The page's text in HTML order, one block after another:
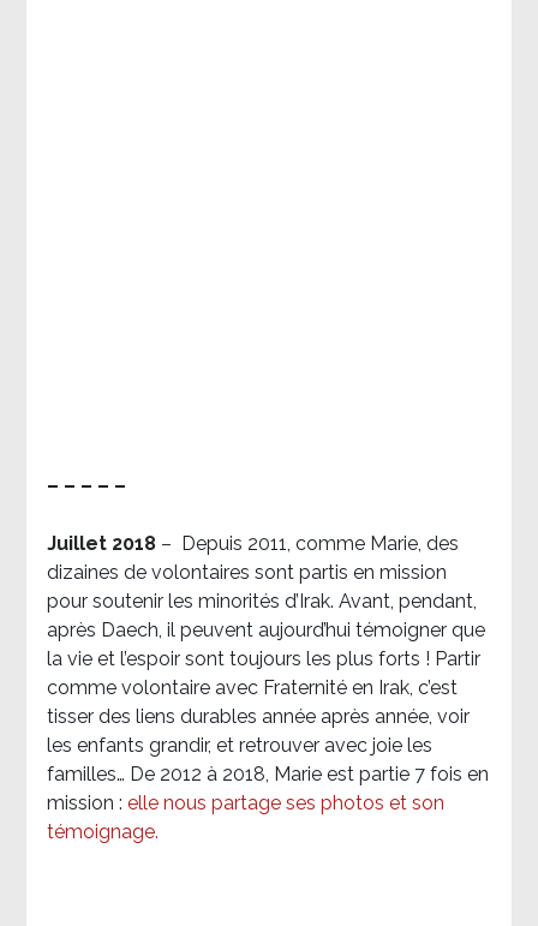
– – – – –
Juillet 2018 –
Depuis 2011, comme Marie, des
dizaines de volontaires sont partis en mission
pour soutenir les minorités d’Irak. Avant, pendant,
après Daech, il peuvent aujourd’hui témoigner que
la vie et l’espoir sont toujours les plus forts ! Partir
comme volontaire avec Fraternité en Irak, c’est
tisser des liens durables année après année, voir
les enfants grandir, et retrouver avec joie les
familles… De 2012 à 2018, Marie est partie 7 fois en
mission : elle nous partage ses photos et son
témoignage.